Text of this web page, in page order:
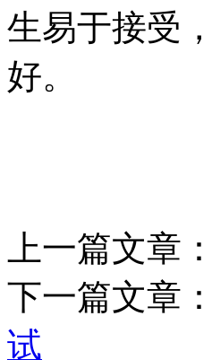
生易于接受
好。
上一篇文章：
下一篇文章：
试